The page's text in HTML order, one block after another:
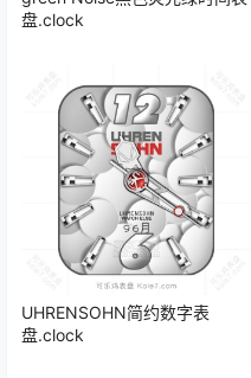
盘.clock
UHRENSOHN简约数字表
盘.clock